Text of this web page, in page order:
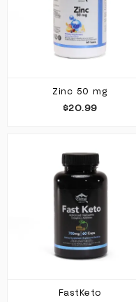
Zinc 50 mg
$20.99
FastKeto